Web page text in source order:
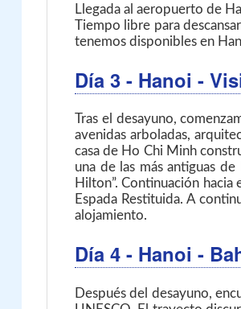
Llegada al aeropuerto de
Tiempo libre para
tenemos disponibles en
Día 3 - Hanoi -
Tras el desayuno,
avenidas arboladas,
casa de Ho Chi Minh
una de las más antiguas
Hilton”. Continuación
Espada Restituida. A
alojamiento.
Día 4 - Hanoi -
Después del desayuno,